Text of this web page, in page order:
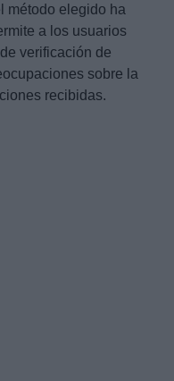
método elegido ha
a los usuarios
verificación de
sobre la
recibidas.